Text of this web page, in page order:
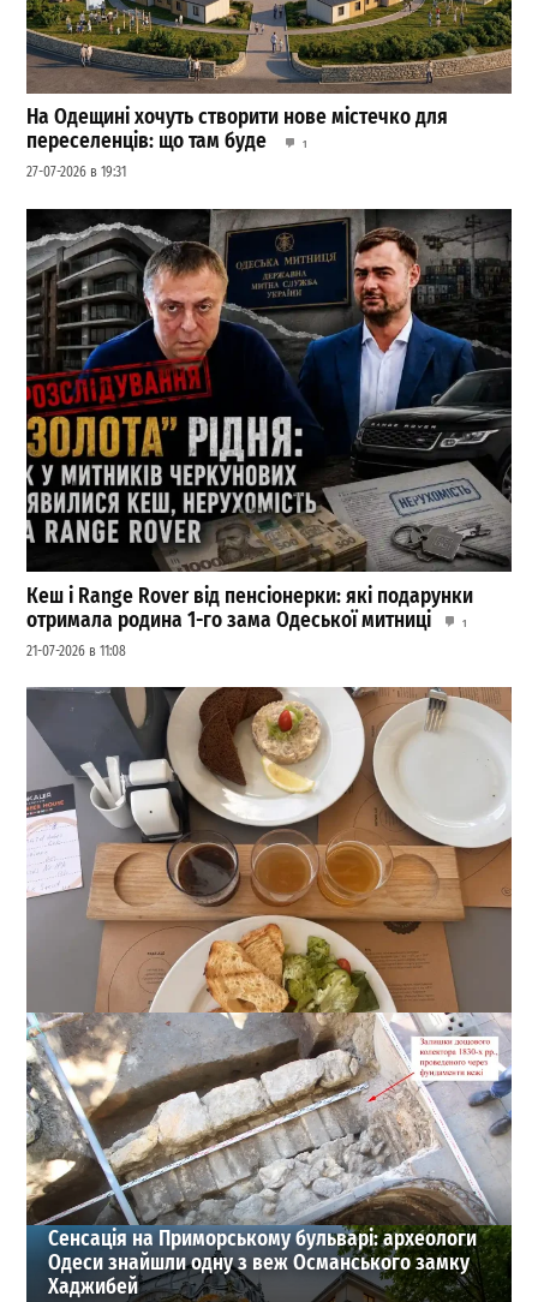
На Одещині хочуть створити нове містечко для
переселенців: що там буде
1
27-07-2026 в 19:31
Кеш і Range Rover від пенсіонерки: які подарунки
отримала родина 1-го зама Одеської митниці
1
21-07-2026 в 11:08
22 сорти пива, мідії та вид на море: скільки коштує
відпочинок у пабі на «Ланжероні»
1
01-08-2026 в 19:02
ВИБІР РЕДАКЦІЇ
Сенсація на Приморському бульварі: археологи
Одеси знайшли одну з веж Османського замку
Хаджибей